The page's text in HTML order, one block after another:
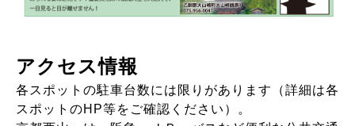
アクセス情報
各スポットの駐車台数には限りがあります（詳細は各
スポットのHP等をご確認ください）。